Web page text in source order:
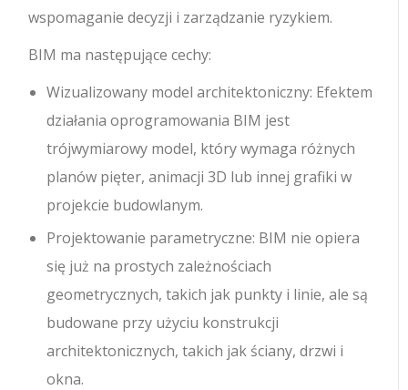
wspomaganie decyzji i zarządzanie ryzykiem.
BIM ma następujące cechy:
Wizualizowany model architektoniczny: Efektem
działania oprogramowania BIM jest
trójwymiarowy model, który wymaga różnych
planów pięter, animacji 3D lub innej grafiki w
projekcie budowlanym.
Projektowanie parametryczne: BIM nie opiera
się już na prostych zależnościach
geometrycznych, takich jak punkty i linie, ale są
budowane przy użyciu konstrukcji
architektonicznych, takich jak ściany, drzwi i
okna.